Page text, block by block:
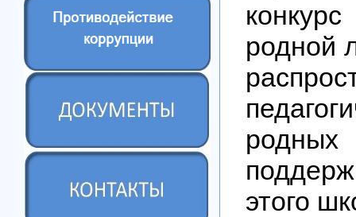
родной
этого